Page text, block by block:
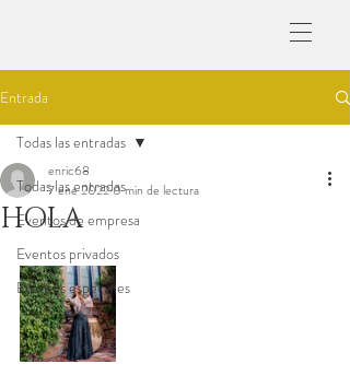
Entrada
Todas las entradas
Eventos de empresa
Eventos privados
Eventos especiales
Todas las entradas
HOLA
enric68
7 ene 2022 0 min de lectura